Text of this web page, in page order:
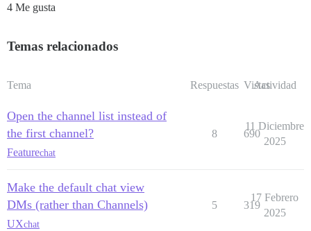
4 Me gusta
Temas relacionados
Tema Respuestas Vistas
Actividad
Open the channel list instead of
the first channel?
Featurechat
8 690
11 Diciembre
2025
Make the default chat view
DMs (rather than Channels)
UXchat
5 319
17 Febrero
2025